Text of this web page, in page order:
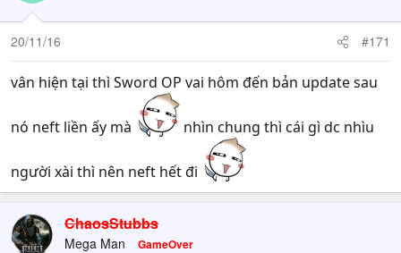
20/11/16 #171
vân hiện tại thì Sword OP vai hôm đến bản update sau
nó neft liền ấy mà nhìn chung thì cái gì dc nhìu
người xài thì nên neft hết đi
ChaosStubbs
Mega Man GameOver